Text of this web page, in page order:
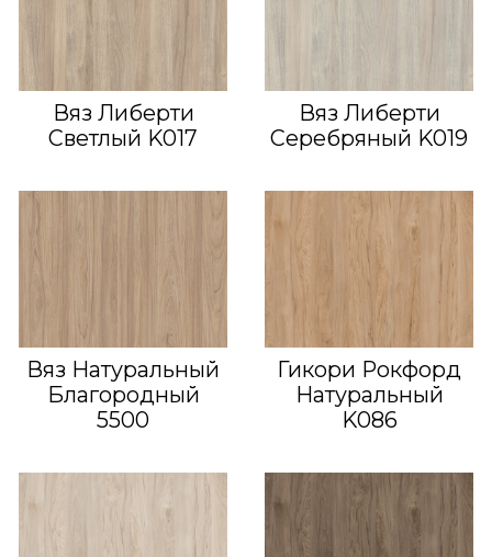
Вяз Либерти
Светлый K017
Вяз Либерти
Серебряный K019
Вяз Натуральный
Благородный
5500
Гикори Рокфорд
Натуральный
K086